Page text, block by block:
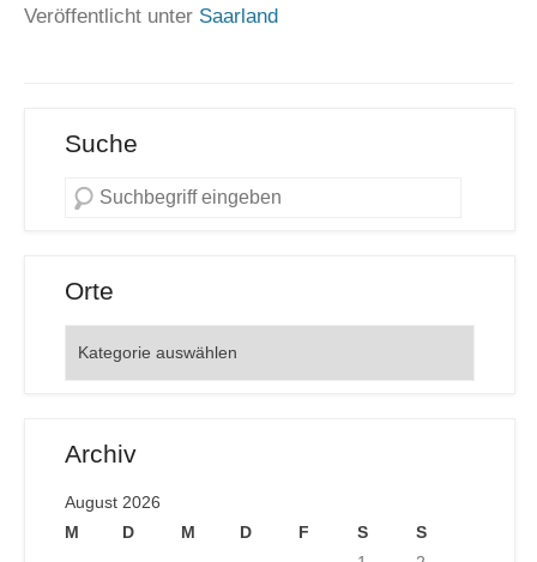
Veröffentlicht unter Saarland
Suche
Orte
Archiv
August 2026
M
D M D F S
S